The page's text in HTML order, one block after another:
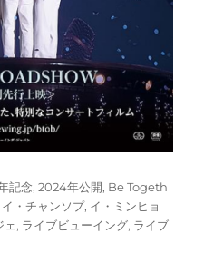
記念,2024年公開, Be Togeth
イ・チャンソプ, イ・ミンヒョ
ェ, ライブビューイング, ライブ